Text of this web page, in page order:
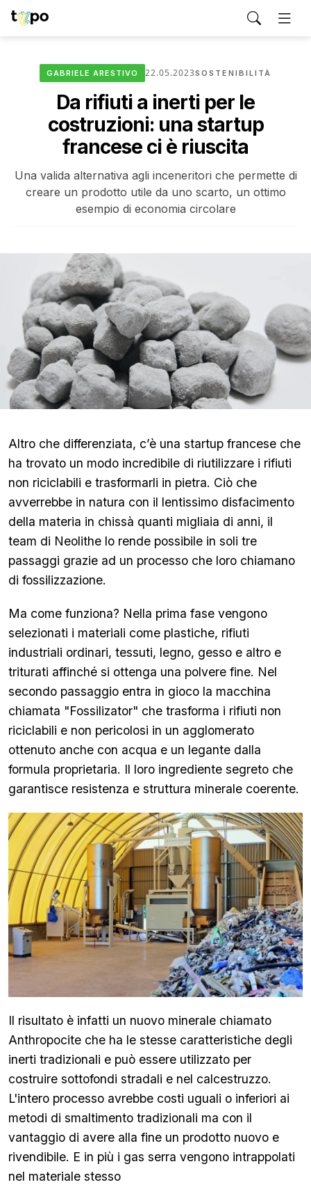
GABRIELE ARESTIVO 22.05.2023SOSTENIBILITÀ
Da rifiuti a inerti per le
costruzioni: una startup
francese ci è riuscita
Una valida alternativa agli inceneritori che permette di
creare un prodotto utile da uno scarto, un ottimo
esempio di economia circolare
Altro che differenziata, c’è una startup francese che
ha trovato un modo incredibile di riutilizzare i rifiuti
non riciclabili e trasformarli in pietra. Ciò che
avverrebbe in natura con il lentissimo disfacimento
della materia in chissà quanti migliaia di anni, il
team di Neolithe lo rende possibile in soli tre
passaggi grazie ad un processo che loro chiamano
di fossilizzazione.
Ma come funziona? Nella prima fase vengono
selezionati i materiali come plastiche, rifiuti
industriali ordinari, tessuti, legno, gesso e altro e
triturati affinché si ottenga una polvere fine. Nel
secondo passaggio entra in gioco la macchina
chiamata "Fossilizator" che trasforma i rifiuti non
riciclabili e non pericolosi in un agglomerato
ottenuto anche con acqua e un legante dalla
formula proprietaria. Il loro ingrediente segreto che
garantisce resistenza e struttura minerale coerente.
Il risultato è infatti un nuovo minerale chiamato
Anthropocite che ha le stesse caratteristiche degli
inerti tradizionali e può essere utilizzato per
costruire sottofondi stradali e nel calcestruzzo.
L'intero processo avrebbe costi uguali o inferiori ai
metodi di smaltimento tradizionali ma con il
vantaggio di avere alla fine un prodotto nuovo e
rivendibile. E in più i gas serra vengono intrappolati
nel materiale stesso